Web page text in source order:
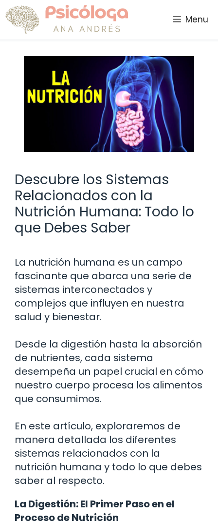
Saltar
al
contenido
Menu
Descubre los Sistemas
Relacionados con la
Nutrición Humana: Todo lo
que Debes Saber
La nutrición humana es un campo
fascinante que abarca una serie de
sistemas interconectados y
complejos que influyen en nuestra
salud y bienestar.
Desde la digestión hasta la absorción
de nutrientes, cada sistema
desempeña un papel crucial en cómo
nuestro cuerpo procesa los alimentos
que consumimos.
En este artículo, exploraremos de
manera detallada los diferentes
sistemas relacionados con la
nutrición humana y todo lo que debes
saber al respecto.
La Digestión: El Primer Paso en el
Proceso de Nutrición